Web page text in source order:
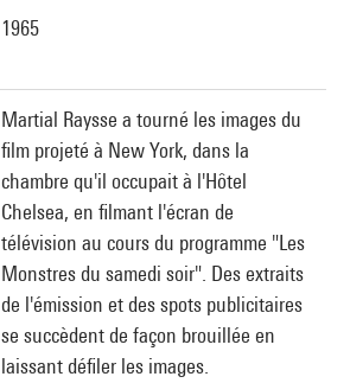
1965
Martial Raysse a tourné les images du
film projeté à New York, dans la
chambre qu'il occupait à l'Hôtel
Chelsea, en filmant l'écran de
télévision au cours du programme "Les
Monstres du samedi soir". Des extraits
de l'émission et des spots publicitaires
se succèdent de façon brouillée en
laissant défiler les images.